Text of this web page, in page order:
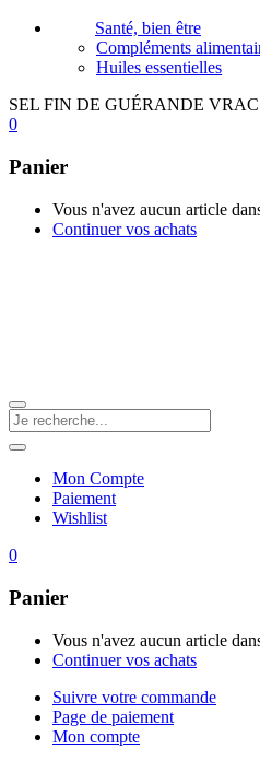
Santé, bien être
Compléments
Huiles essentielles
SEL FIN DE GUÉRANDE VRAC
0
Panier
Vous n'avez aucun article
Continuer vos achats
Mon Compte
Paiement
Wishlist
0
Panier
Vous n'avez aucun article
Continuer vos achats
Suivre votre commande
Page de paiement
Mon compte